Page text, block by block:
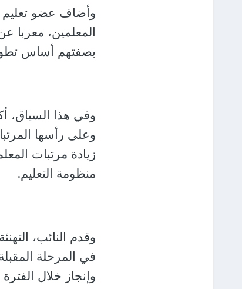
وأضاف عضو تعليم
المعلمين، معربا
بصفتهم أساس
وفي هذا السياق،
وعلى رأسها
زيادة مرتبات
منظومة التعليم.
وقدم النائب،
في المرحلة
وإنجاز خلال